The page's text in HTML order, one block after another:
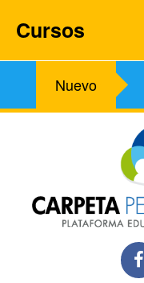
Nuevo
Cursos